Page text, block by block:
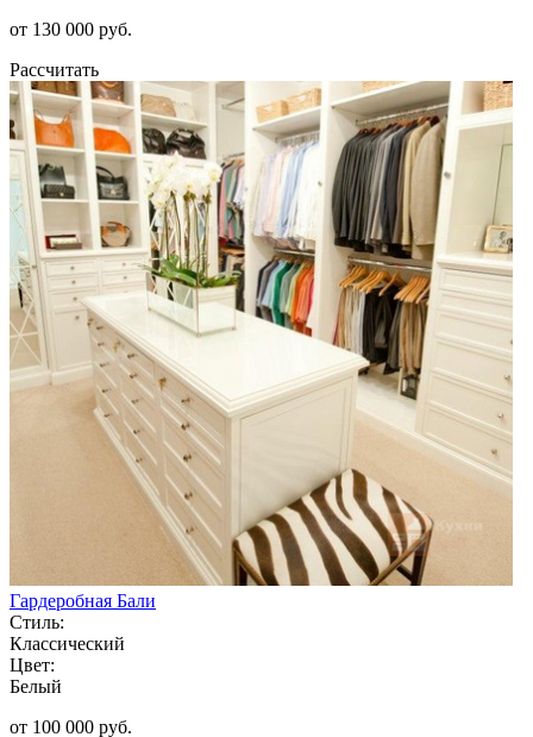
от 130 000 руб.
Рассчитать
Гардеробная Бали
Стиль:
Классический
Цвет:
Белый
от 100 000 руб.